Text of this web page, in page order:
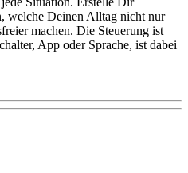
welche Deinen Alltag nicht nur
machen. Die Steuerung ist
App oder Sprache, ist dabei